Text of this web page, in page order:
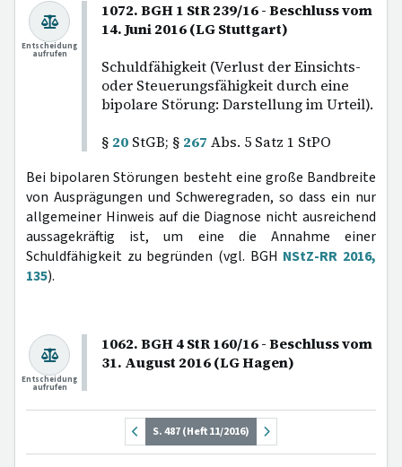
1072. BGH 1 StR 239/16 - Beschluss vom
14. Juni 2016 (LG Stuttgart)
Schuldfähigkeit (Verlust der Einsichts-
oder Steuerungsfähigkeit durch eine
bipolare Störung: Darstellung im Urteil).
§ 20 StGB; § 267 Abs. 5 Satz 1 StPO
Entscheidung
aufrufen
Bei bipolaren Störungen besteht eine große Bandbreite
von Ausprägungen und Schweregraden, so dass ein nur
allgemeiner Hinweis auf die Diagnose nicht ausreichend
aussagekräftig ist, um eine die Annahme einer
Schuldfähigkeit zu begründen (vgl. BGH NStZ-RR 2016,
135).
1062. BGH 4 StR 160/16 - Beschluss vom
31. August 2016 (LG Hagen)
Entscheidung
aufrufen
S. 487 (Heft 11/2016)